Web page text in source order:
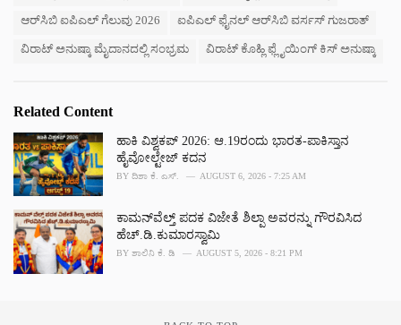
ಆರ್‌ಸಿಬಿ ಐಪಿಎಲ್ ಗೆಲುವು 2026 ಐಪಿಎಲ್ ಫೈನಲ್ ಆರ್‌ಸಿಬಿ ವರ್ಸಸ್ ಗುಜರಾತ್
ವಿರಾಟ್ ಅನುಷ್ಕಾ ಮೈದಾನದಲ್ಲಿ ಸಂಭ್ರಮ ವಿರಾಟ್ ಕೊಹ್ಲಿ ಫ್ಲೈಯಿಂಗ್ ಕಿಸ್ ಅನುಷ್ಕಾ
Related Content
ಹಾಕಿ ವಿಶ್ವಕಪ್ 2026: ಆ.19ರಂದು ಭಾರತ-ಪಾಕಿಸ್ತಾನ
ಹೈವೋಲ್ಟೇಜ್ ಕದನ
BY ದಿಶಾ ಕೆ. ಎಸ್. AUGUST 6, 2026 - 7:25 AM
ಕಾಮನ್‌ವೆಲ್ತ್ ಪದಕ ವಿಜೇತೆ ಶಿಲ್ಪಾ ಅವರನ್ನು ಗೌರವಿಸಿದ
ಹೆಚ್.ಡಿ.ಕುಮಾರಸ್ವಾಮಿ
BY ಶಾಲಿನಿ ಕೆ. ಡಿ AUGUST 5, 2026 - 8:21 PM